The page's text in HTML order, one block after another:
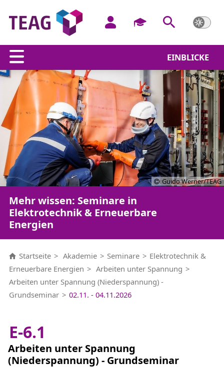
EINBLICKE
Guido Werner/TEAG
Mehr wissen: Seminare in
Elektrotechnik & Erneuerbare
Energien
Startseite Akademie Seminare
Elektrotechnik &
Erneuerbare Energien
Arbeiten unter Spannung
Arbeiten unter Spannung (Niederspannung) -
Grundseminar
02.11. - 04.11.2026
E-6.1
Arbeiten unter Spannung
(Niederspannung) - Grundseminar